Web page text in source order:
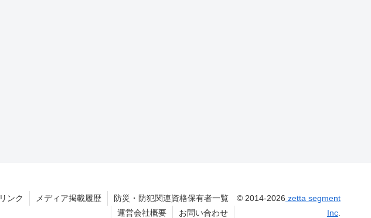
リンク メディア掲載履歴
防災・防犯関連資格保有者一覧
運営会社概要
お問い合わせ
© 2014-2026 zetta segment
Inc